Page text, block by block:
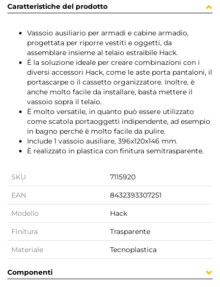
Caratteristiche del prodotto
Vassoio ausiliario per armadi e cabine armadio,
progettata per riporre vestiti e oggetti, da
assemblare insieme al telaio estraibile Hack.
È la soluzione ideale per creare combinazioni con i
diversi accessori Hack, come le aste porta pantaloni, il
portascarpe o il cassetto organizzatore. Inoltre, è
anche molto facile da installare, basta mettere il
vassoio sopra il telaio.
È molto versatile, in quanto può essere utilizzato
come scatola portaoggetti indipendente, ad esempio
in bagno perché è molto facile da pulire.
Include 1 vassoio ausiliare, 396x120x146 mm.
È realizzato in plastica con finitura semitrasparente.
SKU 7115920
EAN 8432393307251
Modello Hack
Finitura Trasparente
Materiale Tecnoplastica
Componenti